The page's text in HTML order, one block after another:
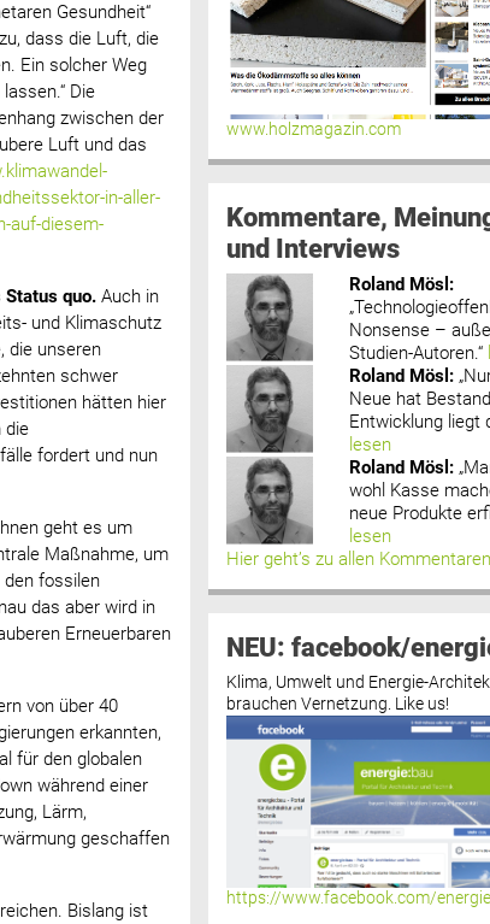
Gesundheit“
dass die Luft, die
Ein solcher Weg
Die
zwischen der
Luft und das
in-aller-
auf-diesem-
Status quo. Auch in
und Klimaschutz
die unseren
schwer
hätten hier
die
fordert und nun
geht es um
Maßnahme, um
den fossilen
das aber wird in
Erneuerbaren
von über 40
erkannten,
für den globalen
während einer
Lärm,
geschaffen
Bislang ist
www.holzmagazin.com
Kommentare,
und Interviews
Roland Mösl :
Nonsense –
Studien-Autoren.“
Roland Mösl :
Neue hat
Entwicklung liegt
lesen
Roland Mösl :
wohl Kasse
neue Produkte
lesen
Hier geht’s zu allen Kommentaren
NEU: facebook/
Klima, Umwelt und Energie-
brauchen Vernetzung. Like us!
https://www.facebook.com/